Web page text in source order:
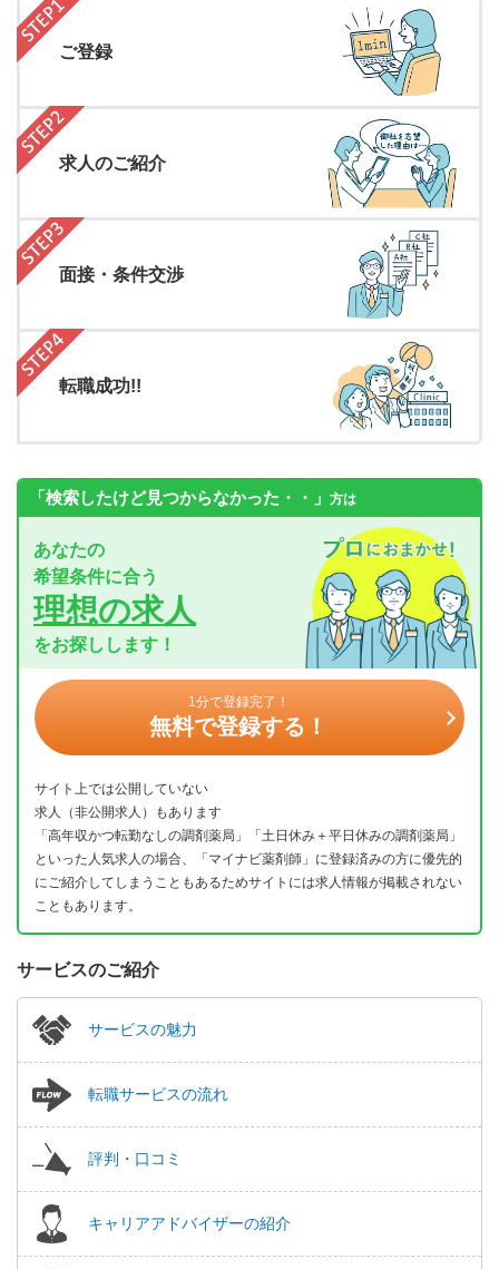
ご登録
求人のご紹介
面接・条件交渉
転職成功!!
「検索したけど見つからなかった・・」 方は
あなたの
希望条件に合う
理想の求人
をお探しします！
1分で登録完了！
無料で登録する！
サイト上では公開していない
求人（非公開求人）もあります
「高年収かつ転勤なしの調剤薬局」「土日休み＋平日休みの調剤薬局」
といった人気求人の場合、「マイナビ薬剤師」に登録済みの方に優先的
にご紹介してしまうこともあるためサイトには求人情報が掲載されない
こともあります。
サービスのご紹介
サービスの魅力
転職サービスの流れ
評判・口コミ
キャリアアドバイザーの紹介